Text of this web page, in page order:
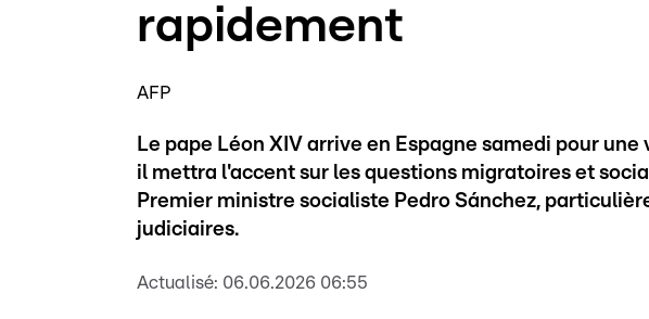
rapidement
AFP
Le pape Léon XIV arrive en Espagne samedi pour
il mettra l'accent sur les questions migratoires et
Premier ministre socialiste Pedro Sánchez,
judiciaires.
Actualisé: 06.06.2026 06:55